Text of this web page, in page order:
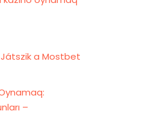
a Mostbet
–